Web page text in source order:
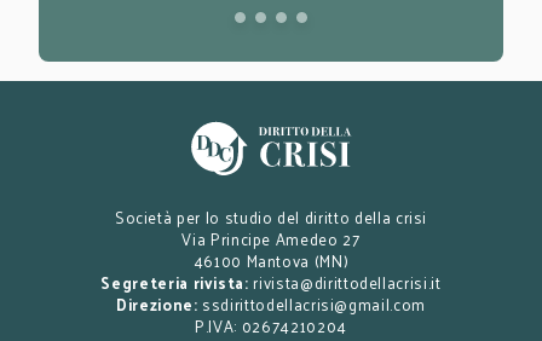
Società per lo studio del diritto della crisi
Via Principe Amedeo 27
46100 Mantova (MN)
Segreteria rivista: rivista@dirittodellacrisi.it
Direzione: ssdirittodellacrisi@gmail.com
P.IVA: 02674210204